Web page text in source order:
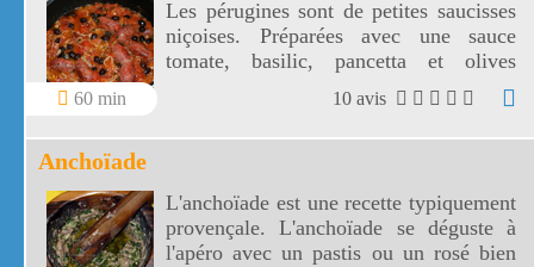
60 min
Les pérugines sont de petites saucisses
niçoises. Préparées avec une sauce
tomate, basilic, pancetta et olives
niçoises, vos pérugines vont
accompagner divinement vos pâtes
fraîches!
10 avis
Anchoïade
L'anchoïade est une recette typiquement
provençale. L'anchoïade se déguste à
l'apéro avec un pastis ou un rosé bien